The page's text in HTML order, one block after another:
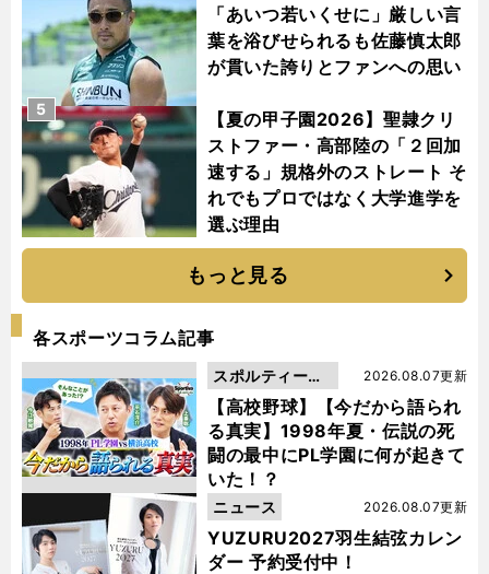
「あいつ若いくせに」厳しい言
葉を浴びせられるも佐藤慎太郎
が貫いた誇りとファンへの思い
【夏の甲子園2026】聖隷クリ
ストファー・高部陸の「２回加
速する」規格外のストレート そ
れでもプロではなく大学進学を
選ぶ理由
5
もっと見る
各スポーツコラム記事
【高校野球】【今だから語られ
る真実】1998年夏・伝説の死
闘の最中にPL学園に何が起きて
いた！？
2026.08.07更新
スポルティーバ
動画
YUZURU2027羽生結弦カレン
ダー 予約受付中！
2026.08.07更新
ニュース